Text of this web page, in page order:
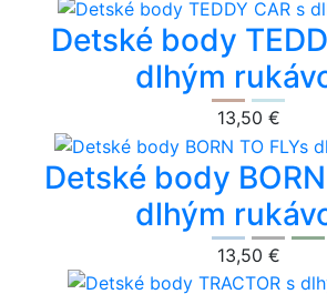
Detské body
dlhým
13,50 €
Detské body
dlhým
13,50 €